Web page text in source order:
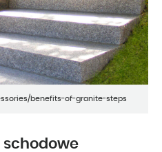
benefits-of-granite-steps
schodowe